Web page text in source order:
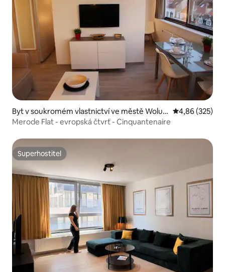
Byt v soukromém vlastnictví ve městě Woluw
e-Saint-Lambert
Průměrné
4,86 (325)
Merode Flat - evropská čtvrť - Cinquantenaire
Superhostitel
Superhostitel